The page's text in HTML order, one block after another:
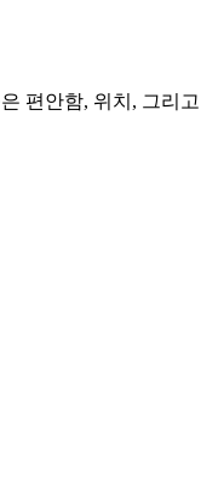
편안함, 위치, 그리